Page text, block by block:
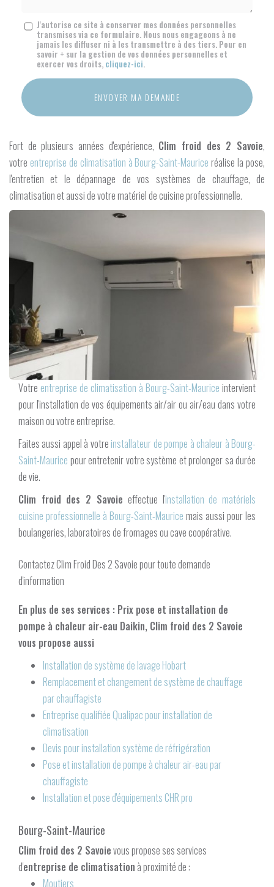
Message
J'autorise ce site à conserver mes données personnelles
transmises via ce formulaire. Nous nous engageons à ne
jamais les diffuser ni à les transmettre à des tiers. Pour en
savoir + sur la gestion de vos données personnelles et
exercer vos droits, cliquez-ici.
Acceptation
RGPD
ENVOYER MA DEMANDE
Fort de plusieurs années d'expérience, Clim froid des 2 Savoie,
votre entreprise de climatisation à Bourg-Saint-Maurice réalise la pose,
l'entretien et le dépannage de vos systèmes de chauffage, de
climatisation et aussi de votre matériel de cuisine professionnelle.
Votre entreprise de climatisation à Bourg-Saint-Maurice intervient
pour l'installation de vos équipements air/air ou air/eau dans votre
maison ou votre entreprise.
Faites aussi appel à votre installateur de pompe à chaleur à Bourg-
Saint-Maurice pour entretenir votre système et prolonger sa durée
de vie.
Clim froid des 2 Savoieeffectue l'installation de matériels
cuisine professionnelle à Bourg-Saint-Maurice mais aussi pour les
boulangeries, laboratoires de fromages ou cave coopérative.
Contactez Clim Froid Des 2 Savoie pour toute demande
d'information
En plus de ses services : Prix pose et installation de
pompe à chaleur air-eau Daikin, Clim froid des 2 Savoie
vous propose aussi
Installation de système de lavage Hobart
Remplacement et changement de système de chauffage
par chauffagiste
Entreprise qualifiée Qualipac pour installation de
climatisation
Devis pour installation système de réfrigération
Pose et installation de pompe à chaleur air-eau par
chauffagiste
Installation et pose d'équipements CHR pro
Bourg-Saint-Maurice
Clim froid des 2 Savoievous propose ses services
d'entreprise de climatisation à proximité de :
Moutiers